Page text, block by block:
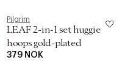
Pilgrim
LEAF 2-in-1 set huggie
hoops gold-plated
379 NOK